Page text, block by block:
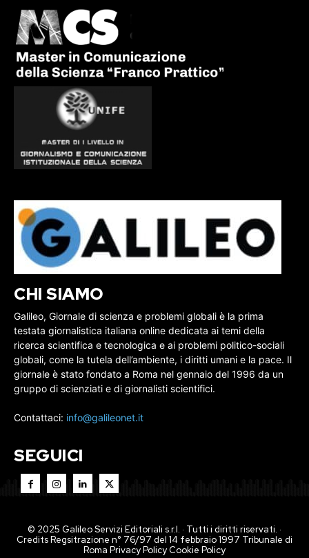
CHI SIAMO
Galileo, Giornale di scienza e problemi globali è la prima
testata giornalistica italiana online dedicata ai temi della
ricerca scientifica e tecnologica e ai problemi politico-sociali
globali, come la tutela dell’ambiente, i diritti umani e la pace. Il
giornale è stato fondato a Roma nel gennaio del 1996 da un
gruppo di scienziati e di giornalisti scientifici.
Contattaci: info@galileonet.it
SEGUICI
© 2025 Galileo Servizi Editoriali s.r.l. · Tutti i diritti riservati. ·
Credits Regsitrazione n° 76/97 del 14 febbraio 1997 Tribunale di
Roma Privacy PolicyCookie Policy